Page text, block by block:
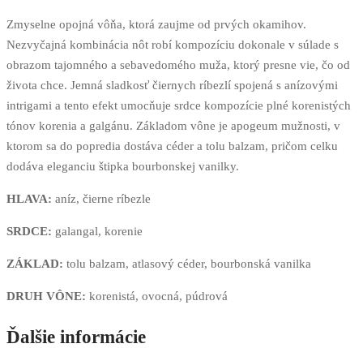
Zmyselne opojná vôňa, ktorá zaujme od prvých okamihov.
Nezvyčajná kombinácia nôt robí kompozíciu dokonale v súlade s
obrazom tajomného a sebavedomého muža, ktorý presne vie, čo od
života chce. Jemná sladkosť čiernych ríbezlí spojená s anízovými
intrigami a tento efekt umocňuje srdce kompozície plné korenistých
tónov korenia a galgánu. Základom vône je apogeum mužnosti, v
ktorom sa do popredia dostáva céder a tolu balzam, pričom celku
dodáva eleganciu štipka bourbonskej vanilky.
HLAVA: aníz, čierne ríbezle
SRDCE: galangal, korenie
ZÁKLAD: tolu balzam, atlasový céder, bourbonská vanilka
DRUH VÔNE: korenistá, ovocná, púdrová
Ďalšie informácie